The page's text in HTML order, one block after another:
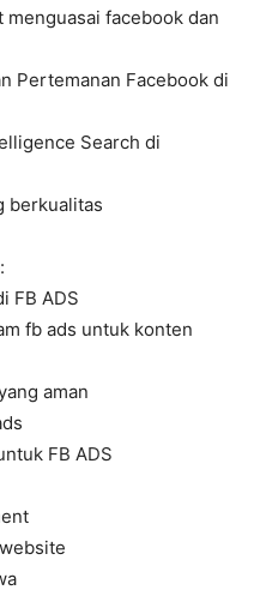
menguasai facebook dan
Pertemanan Facebook di
Search di
berkualitas
FB ADS
fb ads untuk konten
aman
FB ADS